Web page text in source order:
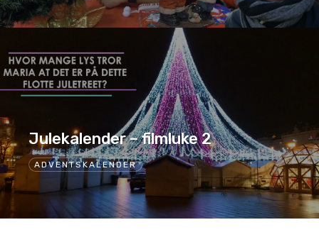
ADVENTSKALENDER
Julekalender – filmluke 2